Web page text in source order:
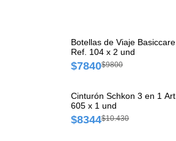
Botellas de Viaje Basiccare
Ref. 104 x 2 und
$7840$9800
Cinturón Schkon 3 en 1 Art.
605 x 1 und
$8344$10.430